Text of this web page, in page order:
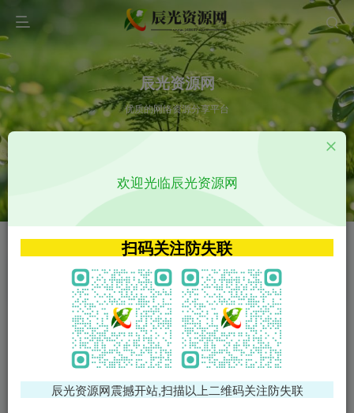
辰光资源网
优质的网络资源分享平台
VIP特权介绍 APP源码
VIP特权介绍
火
VIP特权介绍
影视源码
影视源码
免费领支付宝红包
腾讯轻量4核4G3M服务器38元/
欢迎光临辰光资源网
扫码关注防失联
辰光资源网震撼开站,扫描以上二维码关注防失联